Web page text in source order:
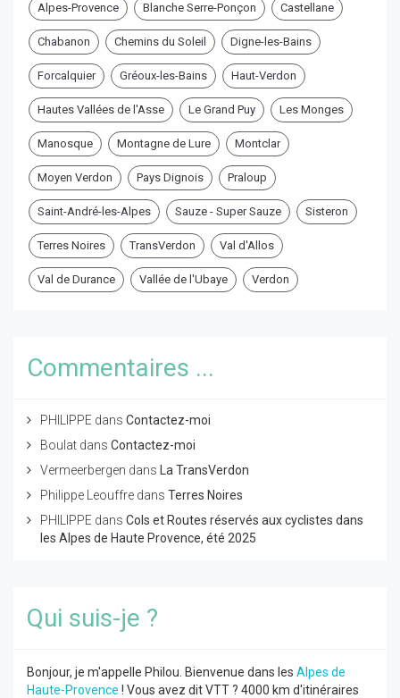
Alpes-Provence Blanche Serre-Ponçon Castellane
Chabanon Chemins du Soleil Digne-les-Bains
Forcalquier Gréoux-les-Bains Haut-Verdon
Hautes Vallées de l'Asse Le Grand Puy Les Monges
Manosque Montagne de Lure Montclar
Moyen Verdon Pays Dignois Praloup
Saint-André-les-Alpes Sauze - Super Sauze Sisteron
Terres Noires TransVerdon Val d'Allos
Val de Durance Vallée de l'Ubaye Verdon
Commentaires ...
PHILIPPE dans Contactez-moi
Boulat dans Contactez-moi
Vermeerbergen dans
La TransVerdon
Philippe Leouffre dans Terres Noires
PHILIPPE dans Cols et Routes réservés aux cyclistes dans
les Alpes de Haute Provence, été 2025
Qui suis-je ?
Bonjour, je m'appelle Philou. Bienvenue dans les Alpes de
Haute-Provence ! Vous avez dit VTT ? 4000 km d'itinéraires